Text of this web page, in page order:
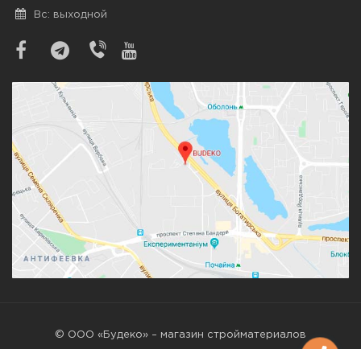
Вс: выходной
© ООО «Будеко» – магазин стройматериалов